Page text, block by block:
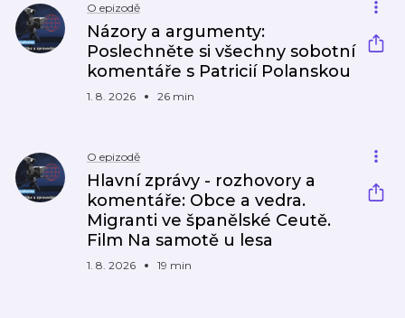
O epizodě
Názory a argumenty:
Poslechněte si všechny sobotní
komentáře s Patricií Polanskou
1. 8. 2026 26 min
O epizodě
Hlavní zprávy - rozhovory a
komentáře: Obce a vedra.
Migranti ve španělské Ceutě.
Film Na samotě u lesa
1. 8. 2026 19 min